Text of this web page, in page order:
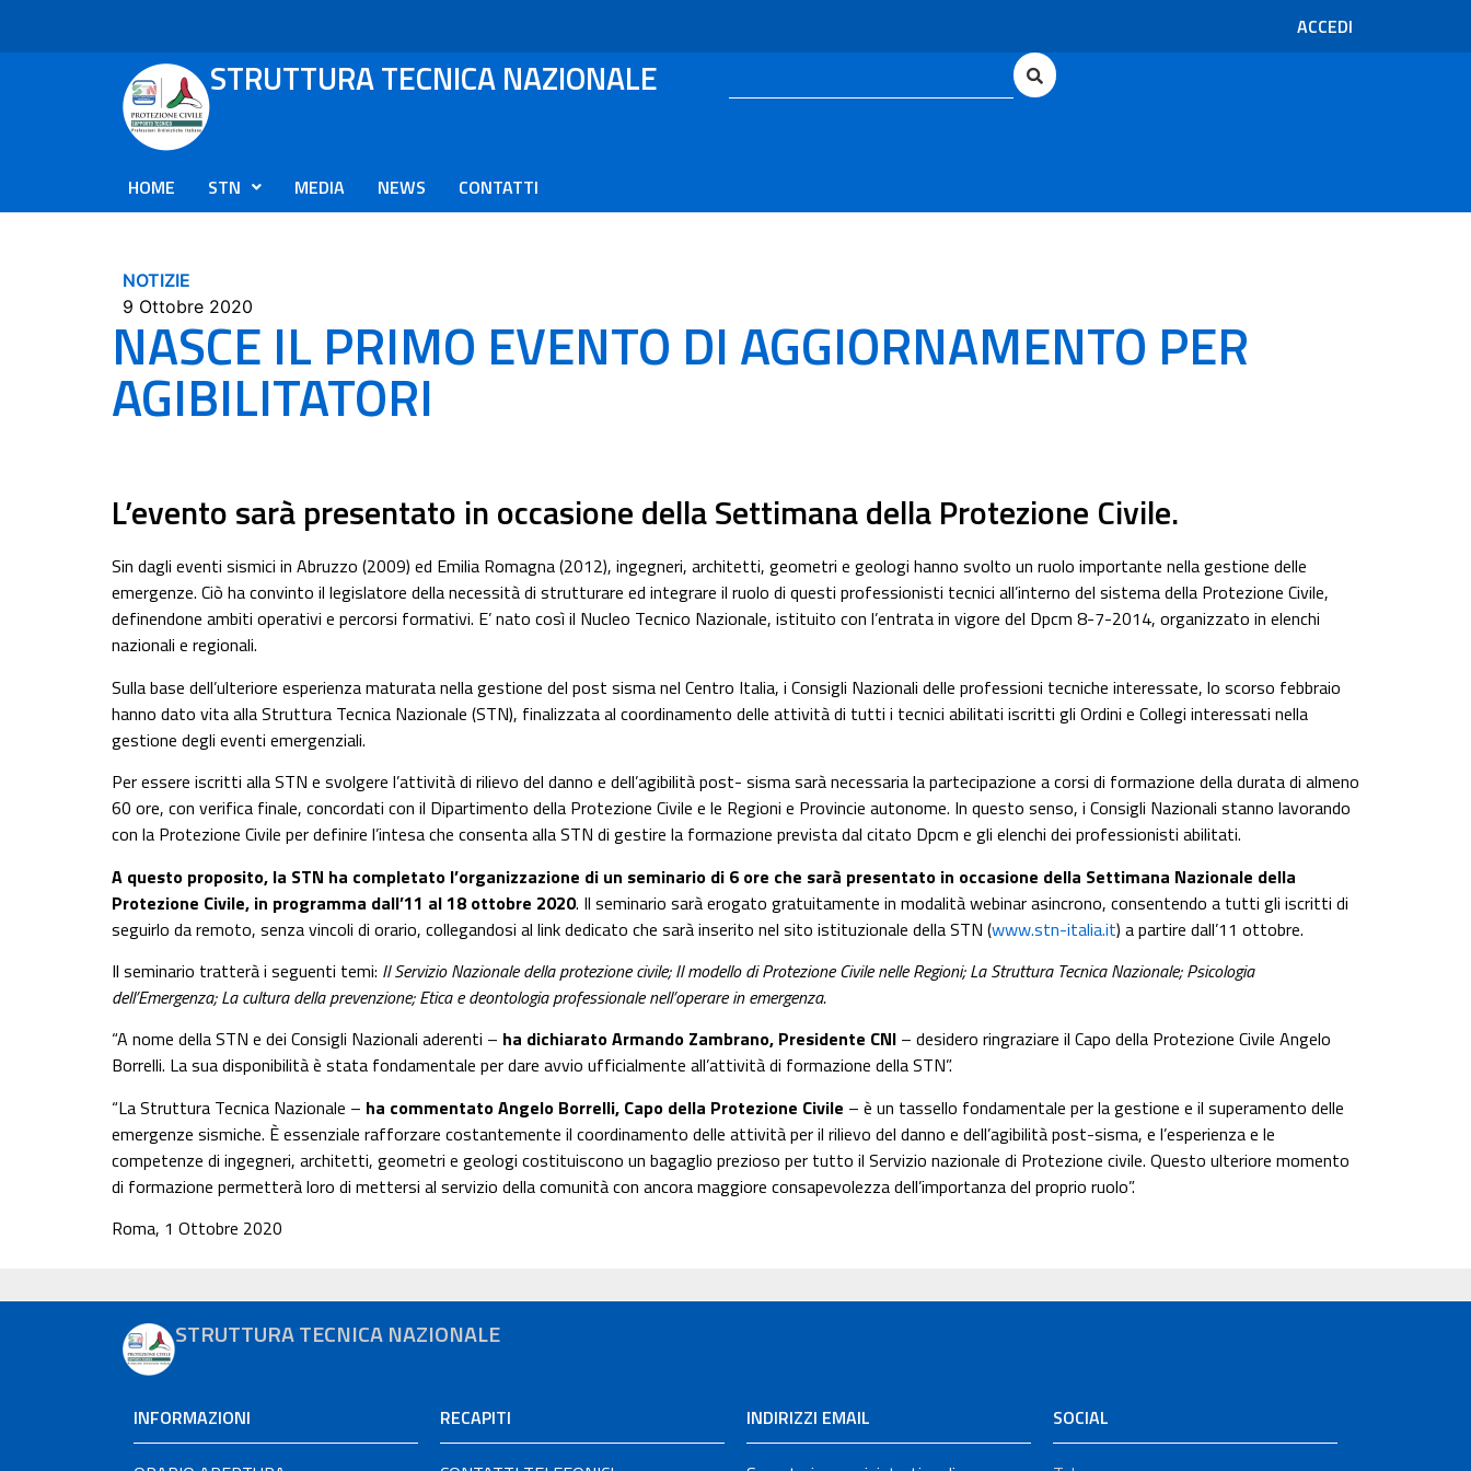
ACCEDI
STRUTTURA TECNICA NAZIONALE
HOME STN MEDIA NEWS CONTATTI
NOTIZIE
9 Ottobre 2020
NASCE IL PRIMO EVENTO DI AGGIORNAMENTO PER
AGIBILITATORI
L’evento sarà presentato in occasione della Settimana della Protezione Civile.
Sin dagli eventi sismici in Abruzzo (2009) ed Emilia Romagna (2012), ingegneri, architetti, geometri e geologi hanno svolto un ruolo importante nella gestione delle
emergenze. Ciò ha convinto il legislatore della necessità di strutturare ed integrare il ruolo di questi professionisti tecnici all’interno del sistema della Protezione Civile,
definendone ambiti operativi e percorsi formativi. E’ nato così il Nucleo Tecnico Nazionale, istituito con l’entrata in vigore del Dpcm 8-7-2014, organizzato in elenchi
nazionali e regionali.
Sulla base dell’ulteriore esperienza maturata nella gestione del post sisma nel Centro Italia, i Consigli Nazionali delle professioni tecniche interessate, lo scorso febbraio
hanno dato vita alla Struttura Tecnica Nazionale (STN), finalizzata al coordinamento delle attività di tutti i tecnici abilitati iscritti gli Ordini e Collegi interessati nella
gestione degli eventi emergenziali.
Per essere iscritti alla STN e svolgere l’attività di rilievo del danno e dell’agibilità post- sisma sarà necessaria la partecipazione a corsi di formazione della durata di almeno
60 ore, con verifica finale, concordati con il Dipartimento della Protezione Civile e le Regioni e Provincie autonome. In questo senso, i Consigli Nazionali stanno lavorando
con la Protezione Civile per definire l’intesa che consenta alla STN di gestire la formazione prevista dal citato Dpcm e gli elenchi dei professionisti abilitati.
A questo proposito, la STN ha completato l’organizzazione di un seminario di 6 ore che sarà presentato in occasione della Settimana Nazionale della
Protezione Civile, in programma dall’11 al 18 ottobre 2020. Il seminario sarà erogato gratuitamente in modalità webinar asincrono, consentendo a tutti gli iscritti di
seguirlo da remoto, senza vincoli di orario, collegandosi al link dedicato che sarà inserito nel sito istituzionale della STN (www.stn-italia.it) a partire dall’11 ottobre.
Il seminario tratterà i seguenti temi: Il Servizio Nazionale della protezione civile; Il modello di Protezione Civile nelle Regioni; La Struttura Tecnica Nazionale; Psicologia
dell’Emergenza; La cultura della prevenzione; Etica e deontologia professionale nell’operare in emergenza.
“A nome della STN e dei Consigli Nazionali aderenti – ha dichiarato Armando Zambrano, Presidente CNI – desidero ringraziare il Capo della Protezione Civile Angelo
Borrelli. La sua disponibilità è stata fondamentale per dare avvio ufficialmente all’attività di formazione della STN”.
“La Struttura Tecnica Nazionale – ha commentato Angelo Borrelli, Capo della Protezione Civile – è un tassello fondamentale per la gestione e il superamento delle
emergenze sismiche. È essenziale rafforzare costantemente il coordinamento delle attività per il rilievo del danno e dell’agibilità post-sisma, e l’esperienza e le
competenze di ingegneri, architetti, geometri e geologi costituiscono un bagaglio prezioso per tutto il Servizio nazionale di Protezione civile. Questo ulteriore momento
di formazione permetterà loro di mettersi al servizio della comunità con ancora maggiore consapevolezza dell’importanza del proprio ruolo”.
Roma, 1 Ottobre 2020
STRUTTURA TECNICA NAZIONALE
INFORMAZIONI RECAPITI INDIRIZZI EMAIL SOCIAL